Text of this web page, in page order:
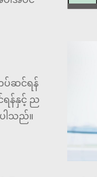
ပ်ဆင်ရန်
ရန်နှင့် ည
ါသည်။